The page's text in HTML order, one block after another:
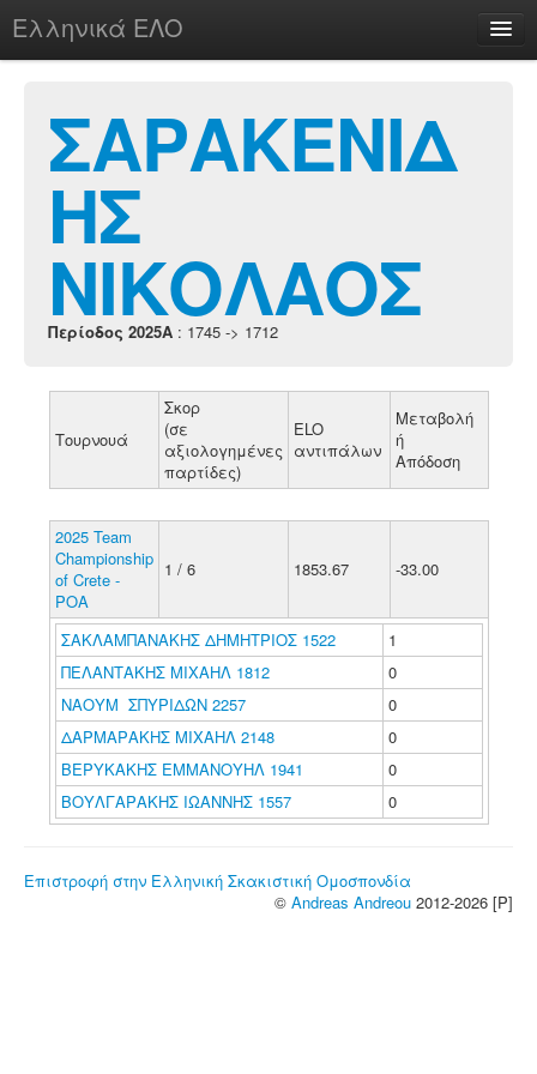
Ελληνικά ΕΛΟ
chesstu.be @ discord
Login
ΣΑΡΑΚΕΝΙΔ
ΗΣ
ΝΙΚΟΛΑΟΣ
Περίοδος 2025A : 1745 -> 1712
Τουρνουά
Σκορ
(σε
αξιολογημένες
παρτίδες)
ELO
αντιπάλων
Μεταβολή
ή
Απόδοση
2025 Team
Championship
of Crete -
POA
1 / 6 1853.67 -33.00
ΣΑΚΛΑΜΠΑΝΑΚΗΣ ΔΗΜΗΤΡΙΟΣ 1522
1
ΠΕΛΑΝΤΑΚΗΣ ΜΙΧΑΗΛ 1812
0
ΝΑΟΥΜ ΣΠΥΡΙΔΩΝ 2257
0
ΔΑΡΜΑΡΑΚΗΣ ΜΙΧΑΗΛ 2148
0
ΒΕΡΥΚΑΚΗΣ ΕΜΜΑΝΟΥΗΛ 1941
0
ΒΟΥΛΓΑΡΑΚΗΣ ΙΩΑΝΝΗΣ 1557
0
Επιστροφή στην Ελληνική Σκακιστική Ομοσπονδία
© Andreas Andreou 2012-2026 [P]